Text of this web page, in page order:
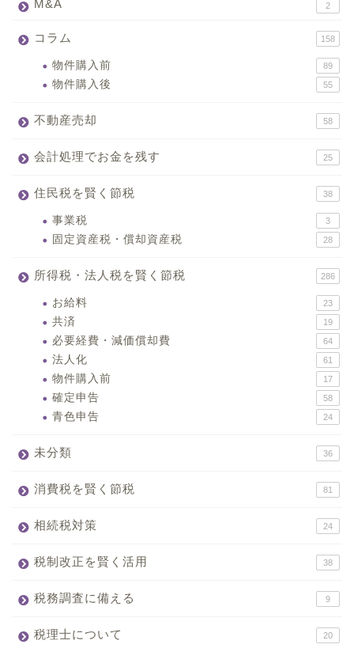
M&A 2
コラム 158
物件購入前 89
物件購入後 55
不動産売却 58
会計処理でお金を残す 25
住民税を賢く節税 38
事業税 3
固定資産税・償却資産税 28
所得税・法人税を賢く節税 286
お給料 23
共済 19
必要経費・減価償却費 64
法人化 61
物件購入前 17
確定申告 58
青色申告 24
未分類 36
消費税を賢く節税 81
相続税対策 24
税制改正を賢く活用 38
税務調査に備える 9
税理士について 20